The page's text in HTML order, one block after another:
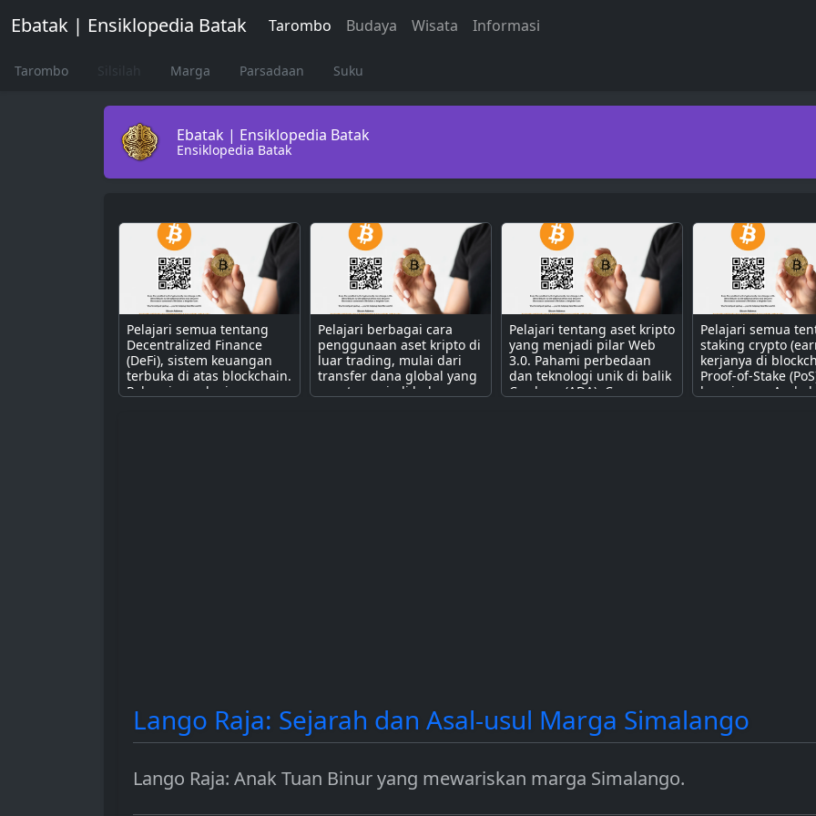
Ebatak | Ensiklopedia Batak Tarombo Budaya Wisata Informasi
Tarombo Marga Parsadaan Suku
Ebatak | Ensiklopedia Batak
Ensiklopedia Batak
Pelajari semua tentang
Decentralized Finance
(DeFi), sistem keuangan
terbuka di atas blockchain.
Pahami cara kerjanya
Pelajari berbagai cara
penggunaan aset kripto di
luar trading, mulai dari
transfer dana global yang
cepat, menjadi bahan
Pelajari tentang aset kripto
yang menjadi pilar Web
3.0. Pahami perbedaan
dan teknologi unik di balik
Cardano (ADA), Cosmos
Pelajari semua
staking crypto
kerjanya di
Proof-of-Stake
bagaimana Anda
Lango Raja: Sejarah dan Asal-usul Marga Simalango
Lango Raja: Anak Tuan Binur yang mewariskan marga Simalango.